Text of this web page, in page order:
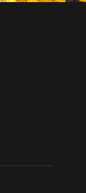
฿
may be